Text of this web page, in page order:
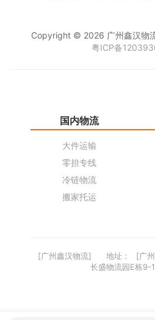
Copyright © 2026 广州鑫汉物
粤ICP备
国内物流
大件运输
零担专线
冷链物流
搬家托运
[广州鑫汉物流] 地址：
[广
长盛物流园E栋9-